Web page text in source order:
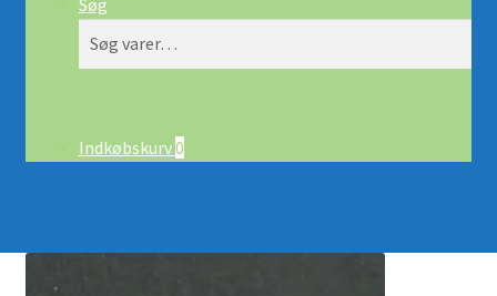
Søg
efter:
Indkøbskurv0